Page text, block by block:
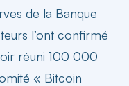
de la Banque
l’ont confirmé
réuni 100 000
« Bitcoin